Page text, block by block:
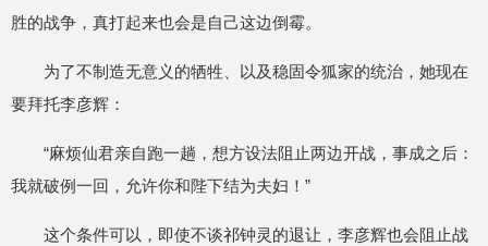
胜的战争，真打起来也会是自己这边倒霉。
为了不制造无意义的牺牲、以及稳固令狐家的统治，她现在
要拜托李彦辉：
“麻烦仙君亲自跑一趟，想方设法阻止两边开战，事成之后：
我就破例一回，允许你和陛下结为夫妇！”
这个条件可以，即使不谈祁钟灵的退让，李彦辉也会阻止战